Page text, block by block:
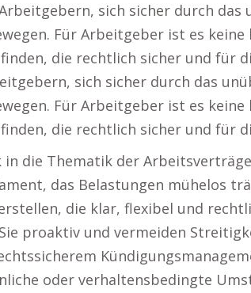
sich sicher durch das
Für Arbeitgeber ist es keine
die rechtlich sicher und für
sich sicher durch das
Für Arbeitgeber ist es keine
die rechtlich sicher und für
in die Thematik der
das Belastungen mühelos
die klar, flexibel und
proaktiv und vermeiden
oder verhaltensbedingte